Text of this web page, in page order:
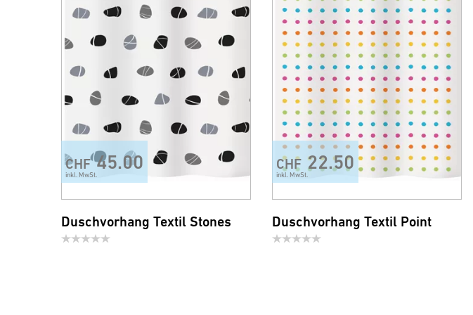
CHF 45.00
inkl. MwSt.
Duschvorhang Textil Stones
CHF 22.50
inkl. MwSt.
Duschvorhang Textil Point